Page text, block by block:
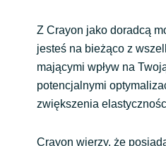
Z Crayon jako doradcą
jesteś na bieżąco z
mającymi wpływ na
potencjalnymi
zwiększenia
Crayon wierzy, że